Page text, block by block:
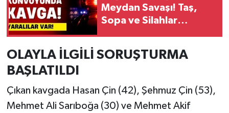
Meydan Savaşı! Taş,
Sopa ve Silahlar
OLAYLA İLGİLİ SORUŞTURMA
BAŞLATILDI
Çıkan kavgada Hasan Çin (42), Şehmuz Çin (53),
Mehmet Ali Sarıboğa (30) ve Mehmet Akif